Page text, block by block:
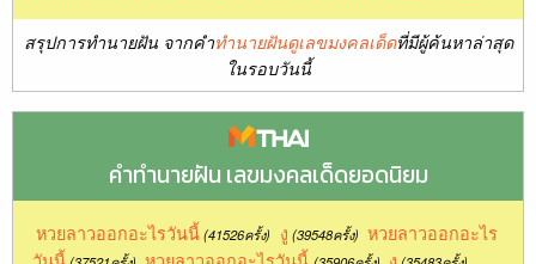
สรุปการทำนายฝัน จากคำทำนายฝันดูเลขมงคลเด็ดที่มีผู้ค้นหาล่าสุด
ในรอบวันนี้
คำทำนายฝัน เลขมงคลเด็ดยอดนิยม
หวยลาวออกอะไรวันนี้ (41526ครั้ง) งู (39548ครั้ง) หวยลาวออกอะไร